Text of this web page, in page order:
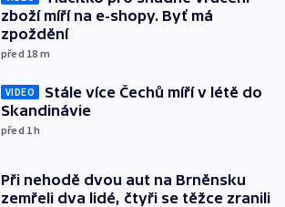
zboží míří na e-shopy. Byť má
zpoždění
před 18 m
VIDEO
Stále více Čechů míří v létě do
Skandinávie
před 1h
Při nehodě dvou aut na Brněnsku
zemřeli dva lidé, čtyři se těžce zranili